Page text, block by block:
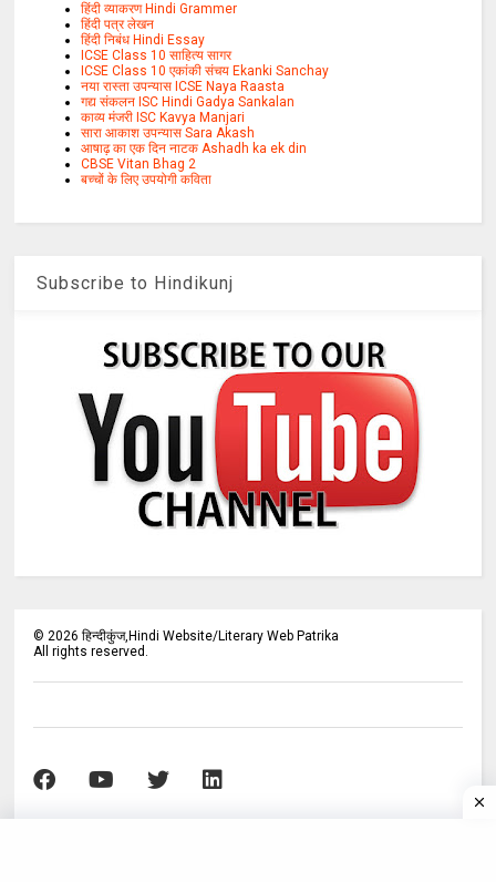
हिंदी व्याकरण Hindi Grammer
हिंदी पत्र लेखन
हिंदी निबंध Hindi Essay
ICSE Class 10 साहित्य सागर
ICSE Class 10 एकांकी संचय Ekanki Sanchay
नया रास्ता उपन्यास ICSE Naya Raasta
गद्य संकलन ISC Hindi Gadya Sankalan
काव्य मंजरी ISC Kavya Manjari
सारा आकाश उपन्यास Sara Akash
आषाढ़ का एक दिन नाटक Ashadh ka ek din
CBSE Vitan Bhag 2
बच्चों के लिए उपयोगी कविता
Subscribe to Hindikunj
©2026 हिन्दीकुंज,Hindi Website/Literary Web Patrika
All rights reserved.